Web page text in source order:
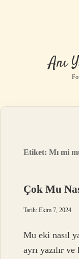
Anı
Etiket:Mı mi
Çok Mu
Tarih: Ekim 7, 2024
Mu eki nasıl
ayrı yazılır